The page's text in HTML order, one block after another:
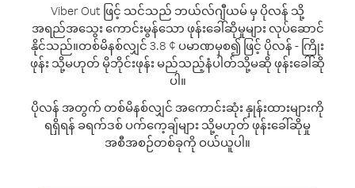
Viber Out ဖြင့် သင်သည် ဘယ်လ်ဂျီယမ် မှ ပိုလန် သို့
အရည်အသွေး ကောင်းမွန်သော ဖုန်းခေါ်ဆိုမှုများ လုပ်ဆောင်
နိုင်သည်။တစ်မိနစ်လျှင် 3.8 ¢ ပမာဏမှစ၍ ဖြင့် ပိုလန် - ကြိုး
ဖုန်း သို့မဟုတ် မိုဘိုင်းဖုန်း မည်သည့်နံပါတ်သို့မဆို ဖုန်းခေါ်ဆို
ပါ။
ပိုလန် အတွက် တစ်မိနစ်လျှင် အကောင်းဆုံး နှုန်းထားများကို
ရရှိရန် ခရက်ဒစ် ပက်ကေ့ချ်များ သို့မဟုတ် ဖုန်းခေါ်ဆိုမှု
အစီအစဉ်တစ်ခုကို ဝယ်ယူပါ။